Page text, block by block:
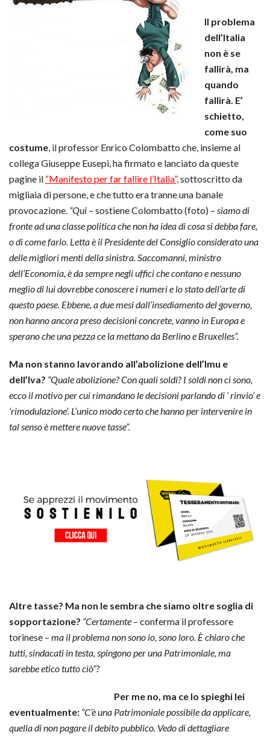
Il problema
dell’Italia
non è se
fallirà, ma
quando
fallirà. E’
schietto,
come suo
costume , il professor Enrico Colombatto che, insieme al
collega Giuseppe Eusepi, ha firmato e lanciato da queste
pagine il “Manifesto per far fallire l’Italia”, sottoscritto da
migliaia di persone, e che tutto era tranne una banale
provocazione. “Qui – sostiene Colombatto (foto) – siamo di
fronte ad una classe politica che non ha idea di cosa si debba fare,
o di come farlo. Letta è il Presidente del Consiglio considerato una
delle migliori menti della sinistra. Saccomanni, ministro
dell’Economia, è da sempre negli uffici che contano e nessuno
meglio di lui dovrebbe conoscere i numeri e lo stato dell’arte di
questo paese. Ebbene, a due mesi dall’insediamento del governo,
non hanno ancora preso decisioni concrete, vanno in Europa e
sperano che una pezza ce la mettano da Berlino e Bruxelles”.
Ma non stanno lavorando all’abolizione dell’Imu e
dell’Iva? “Quale abolizione? Con quali soldi? I soldi non ci sono,
ecco il motivo per cui rimandano le decisioni parlando di ‘ rinvio’ e
‘rimodulazione’. L’unico modo certo che hanno per intervenire in
tal senso è mettere nuove tasse”.
Altre tasse? Ma non le sembra che siamo oltre soglia di
sopportazione? “Certamente – conferma il professore
torinese – ma il problema non sono io, sono loro. È chiaro che
tutti, sindacati in testa, spingono per una Patrimoniale, ma
sarebbe etico tutto ciò”?
Per me no, ma ce lo spieghi lei
eventualmente: “C’è una Patrimoniale possibile da applicare,
quella di non pagare il debito pubblico. Vedo di dettagliare